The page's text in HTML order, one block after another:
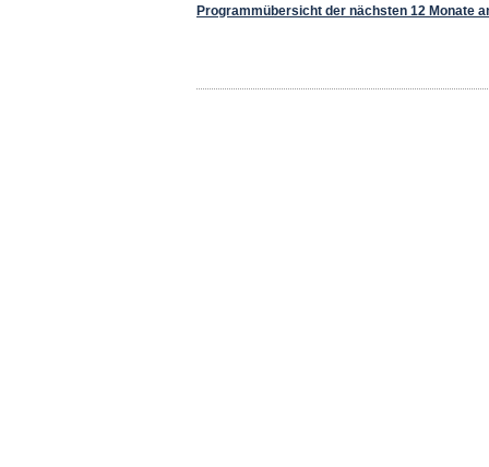
Programmübersicht der nächsten 12 Monate